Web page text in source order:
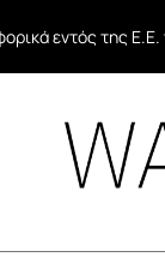
σε όλες τις